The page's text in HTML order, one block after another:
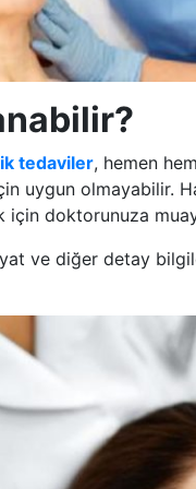
tedaviler, hemen
uygun olmayabilir.
için doktorunuza
ve diğer detay